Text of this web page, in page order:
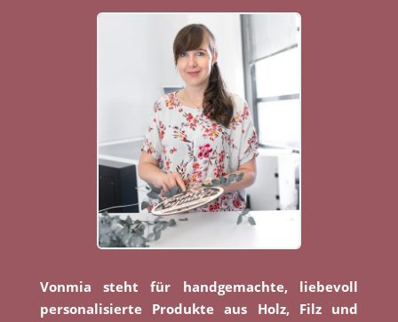
Vonmia steht für handgemachte, liebevoll
personalisierte Produkte aus Holz, Filz und